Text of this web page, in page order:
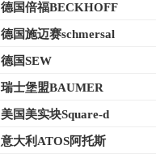
德国倍福BECKHOFF
德国施迈赛schmersal
德国SEW
瑞士堡盟BAUMER
美国美实块Square-d
意大利ATOS阿托斯